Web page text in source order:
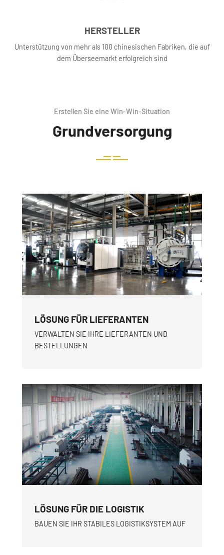
HERSTELLER
Unterstützung von mehr als 100 chinesischen Fabriken, die auf
dem Überseemarkt erfolgreich sind
Erstellen Sie eine Win-Win-Situation
Grundversorgung
LÖSUNG FÜR LIEFERANTEN
VERWALTEN SIE IHRE LIEFERANTEN UND
BESTELLUNGEN
LÖSUNG FÜR DIE LOGISTIK
BAUEN SIE IHR STABILES LOGISTIKSYSTEM AUF